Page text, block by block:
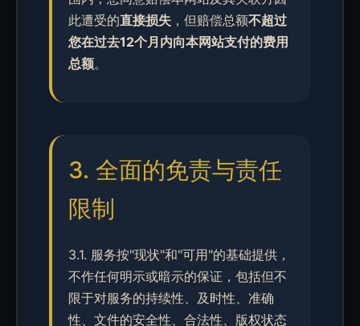
此遭受的直接损失 ，但赔偿总额不超过
您在过去12个月内向本网站支付的费用
总额。
3. 全面的免责与责任
限制
3.1. 服务按"现状"和"可用"的基础提供，
不作任何明示或暗示的保证，包括但不
限于对服务的持续性、及时性、准确
性、文件的安全性、合法性、版权状态